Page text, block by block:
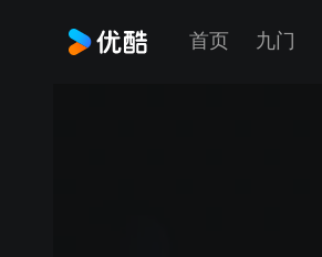
首页 九门